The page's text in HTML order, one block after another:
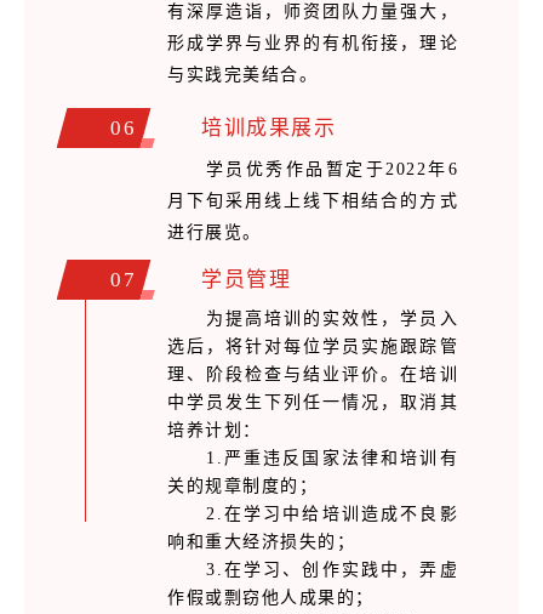
有深厚造诣，师资团队力量强大，
形成学界与业界的有机衔接，理论
与实践完美结合。
06 培训成果展示
学员优秀作品暂定于2022年6
月下旬采用线上线下相结合的方式
进行展览。
07 学员管理
为提高培训的实效性，学员入
选后，将针对每位学员实施跟踪管
理、阶段检查与结业评价。在培训
中学员发生下列任一情况，取消其
培养计划：
1.严重违反国家法律和培训有
关的规章制度的；
2.在学习中给培训造成不良影
响和重大经济损失的；
3.在学习、创作实践中，弄虚
作假或剽窃他人成果的；